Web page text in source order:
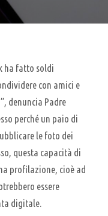
ha fatto soldi
con amici e
denuncia Padre
perché un paio di
le foto dei
questa capacità di
profilazione, cioè ad
essere
digitale.